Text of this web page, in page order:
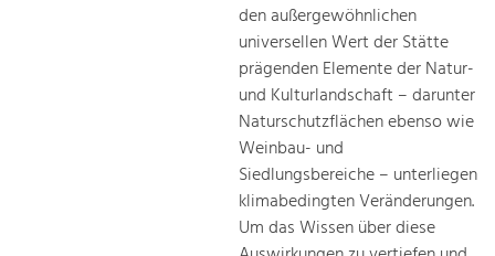
den außergewöhnlichen
universellen Wert der Stätte
prägenden Elemente der Natur-
und Kulturlandschaft – darunter
Naturschutzflächen ebenso wie
Weinbau- und
Siedlungsbereiche – unterliegen
klimabedingten Veränderungen.
Um das Wissen über diese